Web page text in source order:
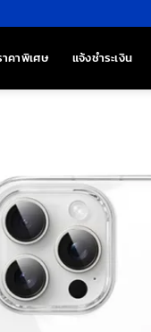
คาพิเศษ แจ้งชำระเงิน